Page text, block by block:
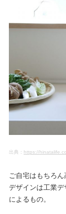
出典： https://
ご自宅はもちろ
デザインは工業
によるもの。